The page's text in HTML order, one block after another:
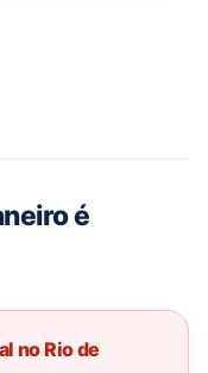
é
no Rio de